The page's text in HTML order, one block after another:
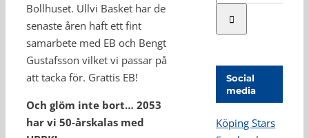
Bollhuset. Ullvi Basket har de
senaste åren haft ett fint
samarbete med EB och Bengt
Gustafsson vilket vi passar på
att tacka för. Grattis EB!
Och glöm inte bort… 2053
har vi 50-årskalas med
Social
media
Köping Stars